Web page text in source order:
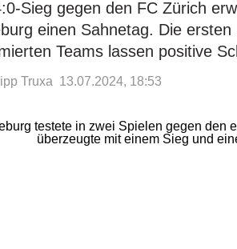
Sieg gegen den FC Zürich
einen Sahnetag. Die ersten
Teams lassen positive
Truxa 13.07.2024, 18:53